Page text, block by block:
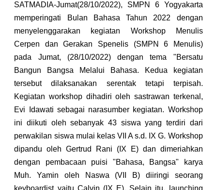
SATMADIA-Jumat(28/10/2022), SMPN 6 Yogyakarta
memperingati Bulan Bahasa Tahun 2022 dengan
menyelenggarakan kegiatan Workshop Menulis
Cerpen dan Gerakan Spenelis (SMPN 6 Menulis)
pada Jumat, (28/10/2022) dengan tema "Bersatu
Bangun Bangsa Melalui Bahasa. Kedua kegiatan
tersebut dilaksanakan serentak tetapi terpisah.
Kegiatan workshop dihadiri oleh sastrawan terkenal,
Evi Idawati sebagai narasumber kegiatan. Workshop
ini diikuti oleh sebanyak 43 siswa yang terdiri dari
perwakilan siswa mulai kelas VII A s.d. IX G. Workshop
dipandu oleh Gertrud Rani (IX E) dan dimeriahkan
dengan pembacaan puisi "Bahasa, Bangsa" karya
Muh. Yamin oleh Naswa (VII B) diiringi seorang
keyboardist yaitu Calvin (IX E). Selain itu, launching